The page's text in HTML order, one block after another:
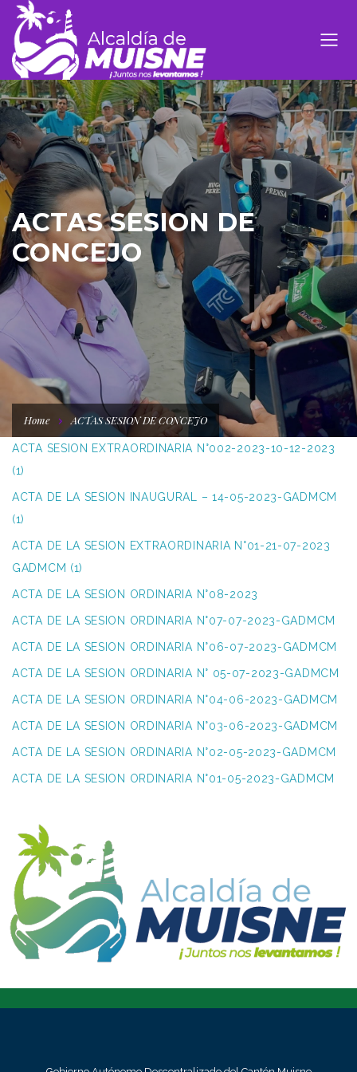
ACTAS SESION DE
CONCEJO
Home ACTAS SESION DE CONCEJO
ACTA SESION EXTRAORDINARIA N°002-2023-10-12-2023
(1)
ACTA DE LA SESION INAUGURAL – 14-05-2023-GADMCM
(1)
ACTA DE LA SESION EXTRAORDINARIA N°01-21-07-2023
GADMCM (1)
ACTA DE LA SESION ORDINARIA N°08-2023
ACTA DE LA SESION ORDINARIA N°07-07-2023-GADMCM
ACTA DE LA SESION ORDINARIA N°06-07-2023-GADMCM
ACTA DE LA SESION ORDINARIA N° 05-07-2023-GADMCM
ACTA DE LA SESION ORDINARIA N°04-06-2023-GADMCM
ACTA DE LA SESION ORDINARIA N°03-06-2023-GADMCM
ACTA DE LA SESION ORDINARIA N°02-05-2023-GADMCM
ACTA DE LA SESION ORDINARIA N°01-05-2023-GADMCM